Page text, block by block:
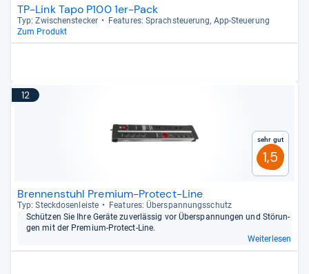
TP-Link Tapo P100 1er-Pack
Typ: Zwi­schen­ste­cker
Fea­tu­res: Sprach­steue­rung, App-​Steue­rung
Zum Produkt
12
Sehr gut
1,5
Brennenstuhl Premium-Protect-Line
Typ: Steck­do­sen­leiste
Fea­tu­res: Über­span­nungs­schutz
Schüt­zen Sie Ihre Geräte zuver­läs­sig vor Über­span­nun­gen und Stö­run­
gen mit der Pre­mium-​Pro­tect-​Line.
Weiterlesen